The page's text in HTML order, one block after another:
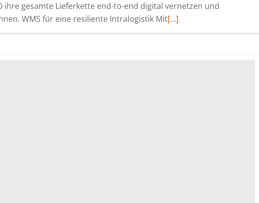
ihre gesamte Lieferkette end-to-end digital vernetzen und
WMS für eine resiliente Intralogistik MitRead
[…]